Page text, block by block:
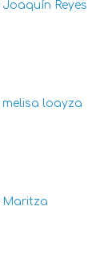
Joaquín Reyes
melisa loayza
Maritza